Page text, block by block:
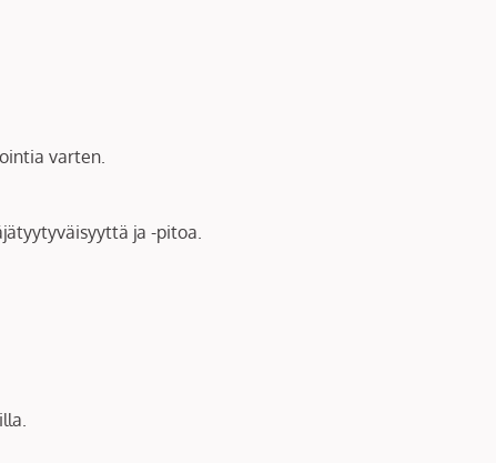
varten.
ja -pitoa.